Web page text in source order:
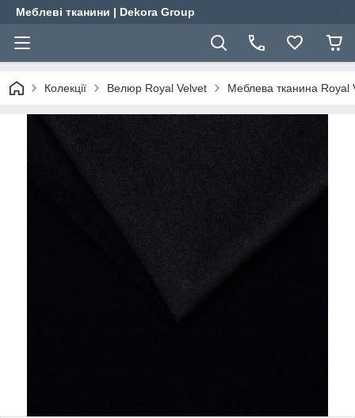
Меблеві тканини | Dekora Group
Колекції Велюр Royal Velvet Меблева тканина